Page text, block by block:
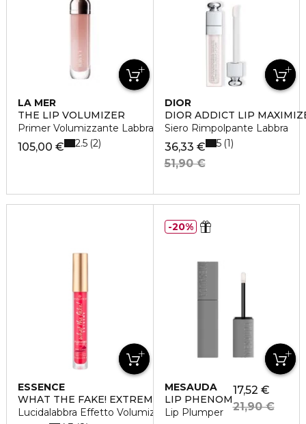
LA MER
THE LIP VOLUMIZER
Primer Volumizzante Labbra
105,00 € 2.5 2
DIOR
DIOR ADDICT LIP
Siero Rimpolpante Labbra
36,33 €
51,90 €
5 1
ESSENCE
WHAT THE FAKE! EXTREME
Lucidalabbra Effetto Volumizzante
MESAUDA
LIP PHENOM
Lip Plumper
17,52 €
21,90 €
20%